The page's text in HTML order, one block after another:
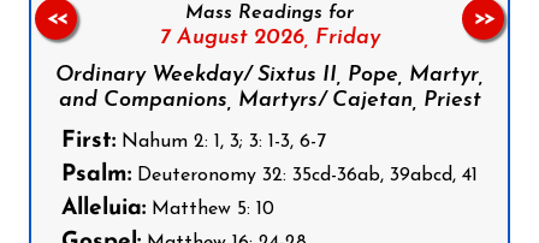
Mass Readings for
7 August 2026, Friday
Ordinary Weekday/ Sixtus II, Pope, Martyr,
and Companions, Martyrs/ Cajetan, Priest
First: Nahum 2: 1, 3; 3: 1-3, 6-7
Psalm: Deuteronomy 32: 35cd-36ab, 39abcd, 41
Alleluia: Matthew 5: 10
<< >>